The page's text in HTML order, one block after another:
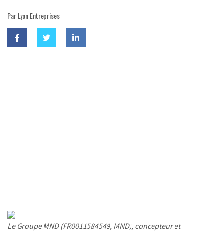
Par Lyon Entreprises
Le Groupe MND (FR0011584549, MND), concepteur et